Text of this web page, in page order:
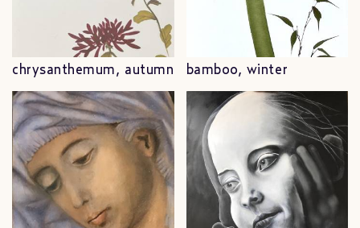
chrysanthemum, autumn bamboo, winter